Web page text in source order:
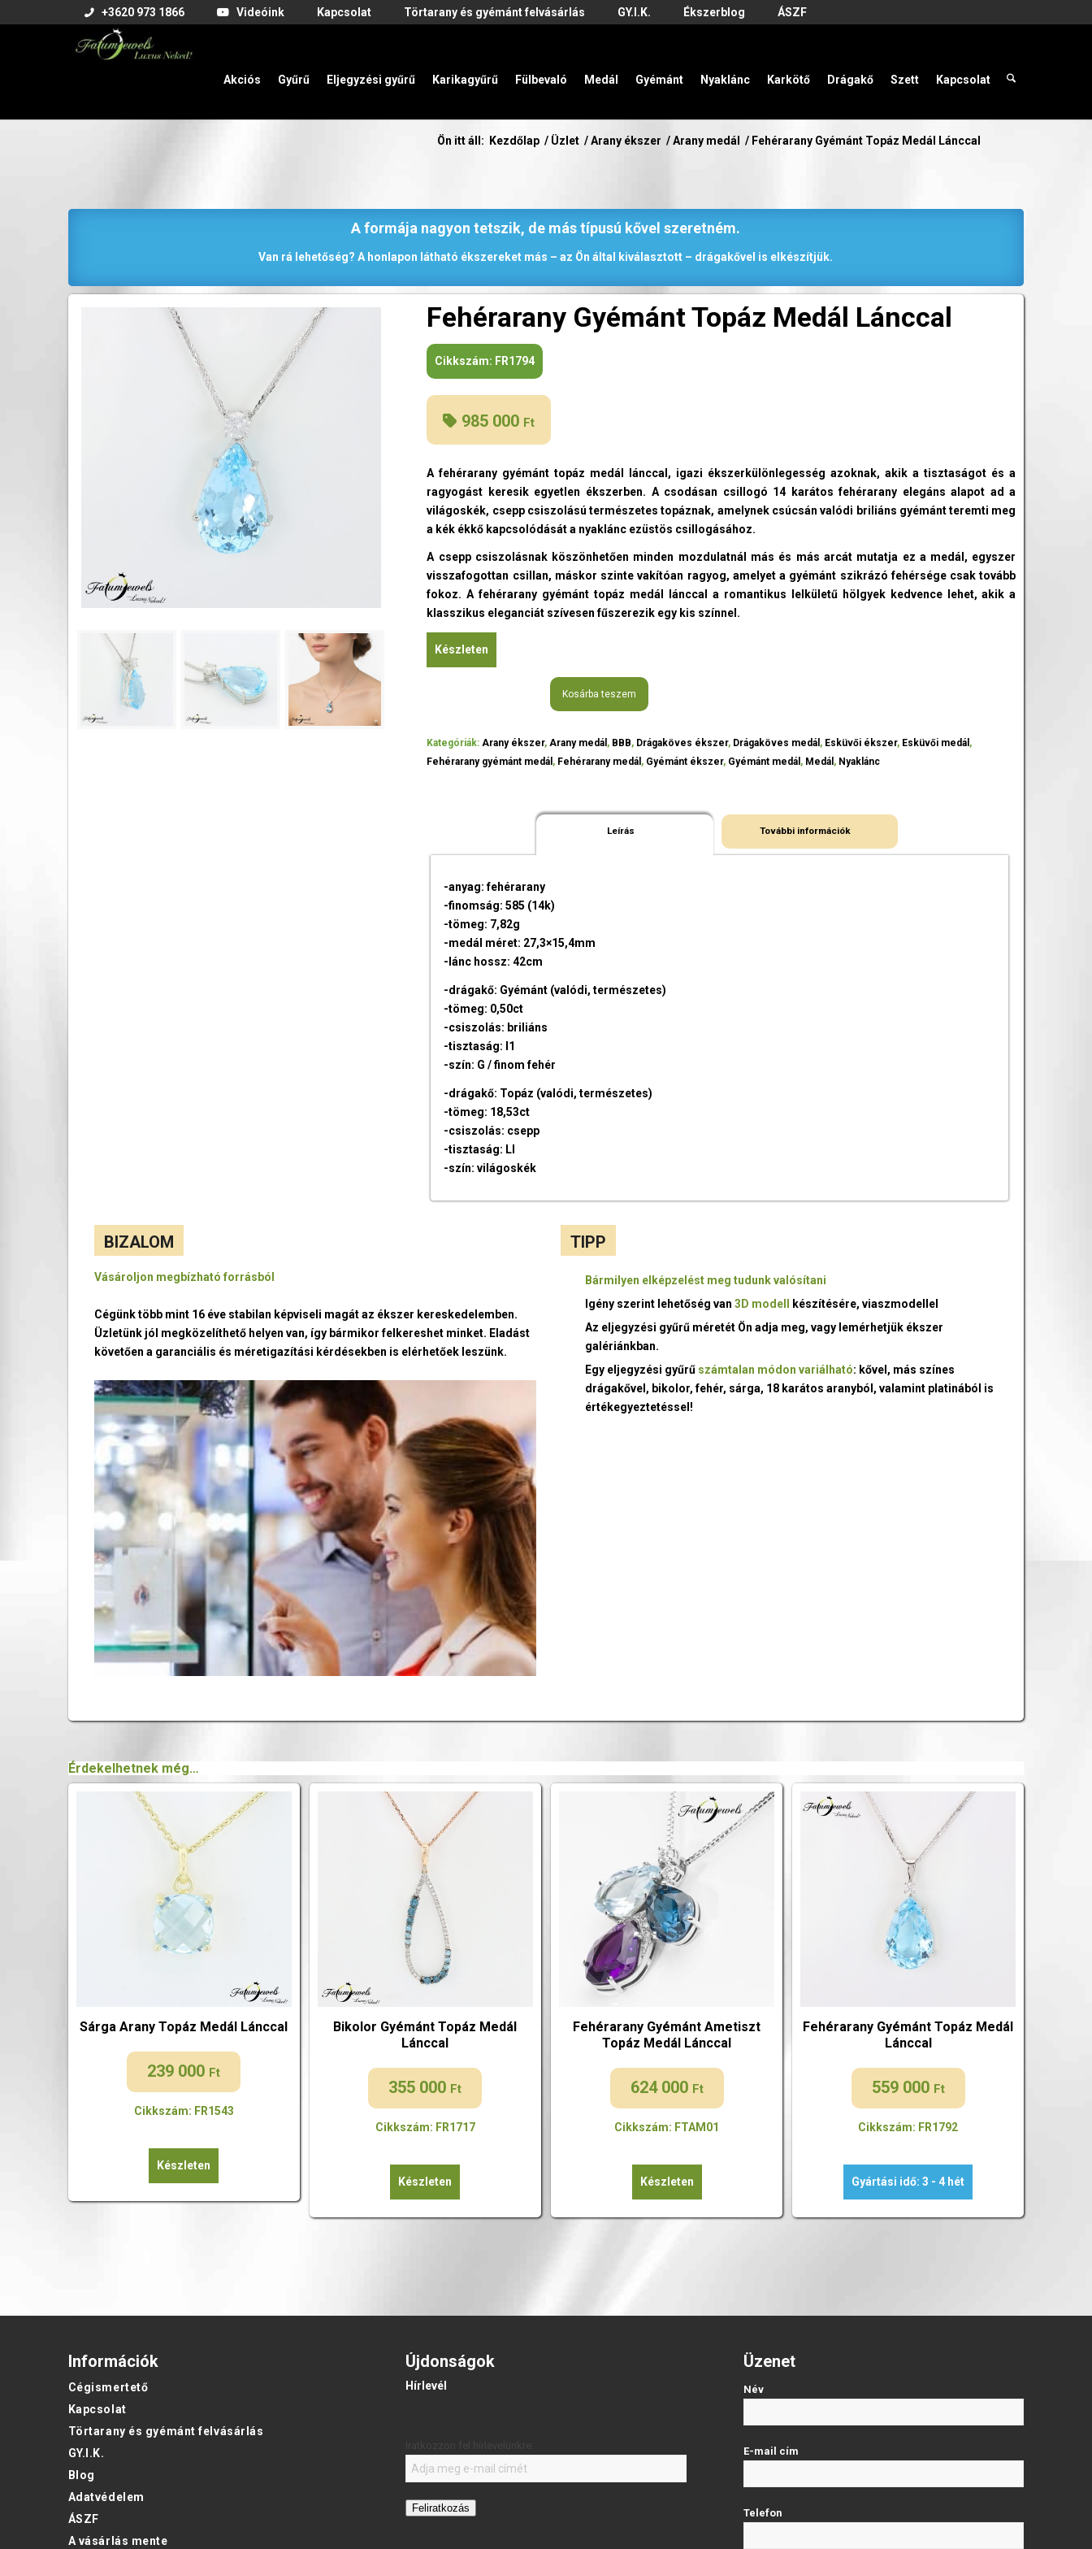
+3620 973 1866 Videóink Kapcsolat Törtarany és gyémánt felvásárlás GY.I.K. Ékszerblog ÁSZF
Akciós Gyűrű Eljegyzési gyűrű Karikagyűrű Fülbevaló Medál Gyémánt Nyaklánc Karkötő Drágakő Szett Kapcsolat
Ön itt áll: Kezdőlap / Üzlet / Arany ékszer / Arany medál / Fehérarany Gyémánt Topáz Medál Lánccal
A formája nagyon tetszik, de más típusú kővel szeretném.
Van rá lehetőség? A honlapon látható ékszereket más – az Ön által kiválasztott – drágakővel is elkészítjük.
Fehérarany Gyémánt Topáz Medál Lánccal
Cikkszám: FR1794
985 000 Ft
A fehérarany gyémánt topáz medál lánccal, igazi ékszerkülönlegesség azoknak, akik a tisztaságot és a
ragyogást keresik egyetlen ékszerben. A csodásan csillogó 14 karátos fehérarany elegáns alapot ad a
világoskék, csepp csiszolású természetes topáznak, amelynek csúcsán valódi briliáns gyémánt teremti meg
a kék ékkő kapcsolódását a nyaklánc ezüstös csillogásához.
A csepp csiszolásnak köszönhetően minden mozdulatnál más és más arcát mutatja ez a medál, egyszer
visszafogottan csillan, máskor szinte vakítóan ragyog, amelyet a gyémánt szikrázó fehérsége csak tovább
fokoz. A fehérarany gyémánt topáz medál lánccal a romantikus lelkületű hölgyek kedvence lehet, akik a
klasszikus eleganciát szívesen fűszerezik egy kis színnel.
Készleten
Kosárba teszem
Kategóriák:Arany ékszer,Arany medál , BBB, Drágaköves ékszer, Drágaköves medál , Esküvői ékszer, Esküvői medál ,
Fehérarany gyémánt medál , Fehérarany medál , Gyémánt ékszer, Gyémánt medál , Medál , Nyaklánc
Leírás További információk
-anyag: fehérarany
-finomság: 585 (14k)
-tömeg: 7,82g
-medál méret: 27,3×15,4mm
-lánc hossz: 42cm
-drágakő: Gyémánt (valódi, természetes)
-tömeg: 0,50ct
-csiszolás: briliáns
-tisztaság: I1
-szín: G / finom fehér
-drágakő: Topáz (valódi, természetes)
-tömeg: 18,53ct
-csiszolás: csepp
-tisztaság: LI
-szín: világoskék
BIZALOM
Vásároljon megbízható forrásból
Cégünk több mint 16 éve stabilan képviseli magát az ékszer kereskedelemben.
Üzletünk jól megközelíthető helyen van, így bármikor felkereshet minket. Eladást
követően a garanciális és méretigazítási kérdésekben is elérhetőek leszünk.
TIPP
Bármilyen elképzelést meg tudunk valósítani
Igény szerint lehetőség van3D modell
készítésére, viaszmodellel
Az eljegyzési gyűrű méretét Ön adja meg, vagy lemérhetjük ékszer
galériánkban.
Egy eljegyzési gyűrű számtalan módon variálható: kővel, más színes
drágakővel, bikolor, fehér, sárga, 18 karátos aranyból, valamint platinából is
értékegyeztetéssel!
Érdekelhetnek még…
Sárga Arany Topáz Medál Lánccal
239 000 Ft
Cikkszám: FR1543
Készleten
Bikolor Gyémánt Topáz Medál
Lánccal
355 000 Ft
Cikkszám: FR1717
Készleten
Fehérarany Gyémánt Ametiszt
Topáz Medál Lánccal
624 000 Ft
Cikkszám: FTAM01
Készleten
Fehérarany Gyémánt Topáz Medál
Lánccal
559 000 Ft
Cikkszám: FR1792
Gyártási idő: 3 - 4 hét
Információk
Cégismertető
Kapcsolat
Törtarany és gyémánt felvásárlás
GY.I.K.
Blog
Adatvédelem
ÁSZF
A vásárlás mente
Újdonságok
Hírlevél
Feliratkozás
Üzenet
Név
E-mail cím
Telefon